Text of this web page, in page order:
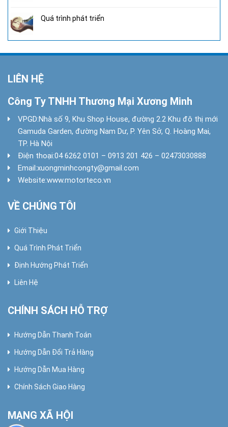
Quá trình phát triển
LIÊN HỆ
Công Ty TNHH Thương Mại Xương Minh
VPGD:Nhà số 9, Khu Shop House, đường 2.2 Khu đô thị mới
Gamuda Garden, đường Nam Dư, P. Yên Sở, Q. Hoàng Mai,
TP. Hà Nội
Điện thoại:04 6262 0101 – 0913 201 426 – 02473030888
Email:xuongminhcongty@gmail.com
Website:www.motorteco.vn
VỀ CHÚNG TÔI
Giới Thiệu
Quá Trình Phát Triển
Định Hướng Phát Triển
Liên Hệ
CHÍNH SÁCH HỖ TRỢ
Hướng Dẫn Thanh Toán
Hướng Dẫn Đổi Trả Hàng
Hướng Dẫn Mua Hàng
Chính Sách Giao Hàng
MẠNG XÃ HỘI